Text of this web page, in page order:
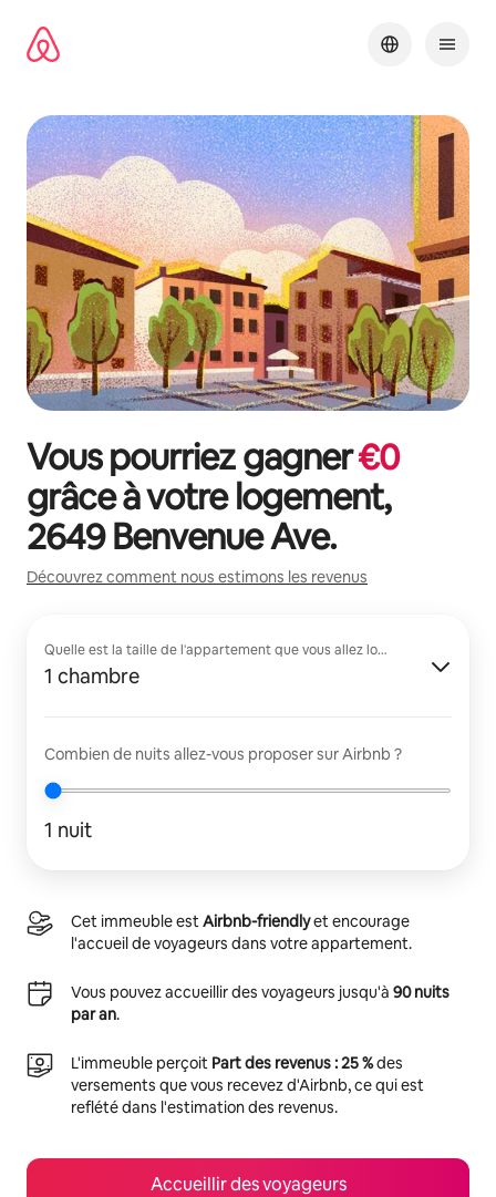
directement
Vous pourriez gagner€0
grâce à votre logement,
2649 Benvenue Ave.
Découvrez comment nous estimons les revenus
Quelle est la taille de l'appartement que vous allez louer ?
1 chambre
Combien de nuits allez-vous proposer sur Airbnb ?
1 nuit
Cet immeuble estAirbnb-friendlyet encourage
l'accueil de voyageurs dans votre appartement.
Vous pouvez accueillir des voyageurs jusqu'à 90 nuits
par an.
L'immeuble perçoit Part des revenus : 25 %des
versements que vous recevez d'Airbnb, ce qui est
reflété dans l'estimation des revenus.
Accueillir des voyageurs